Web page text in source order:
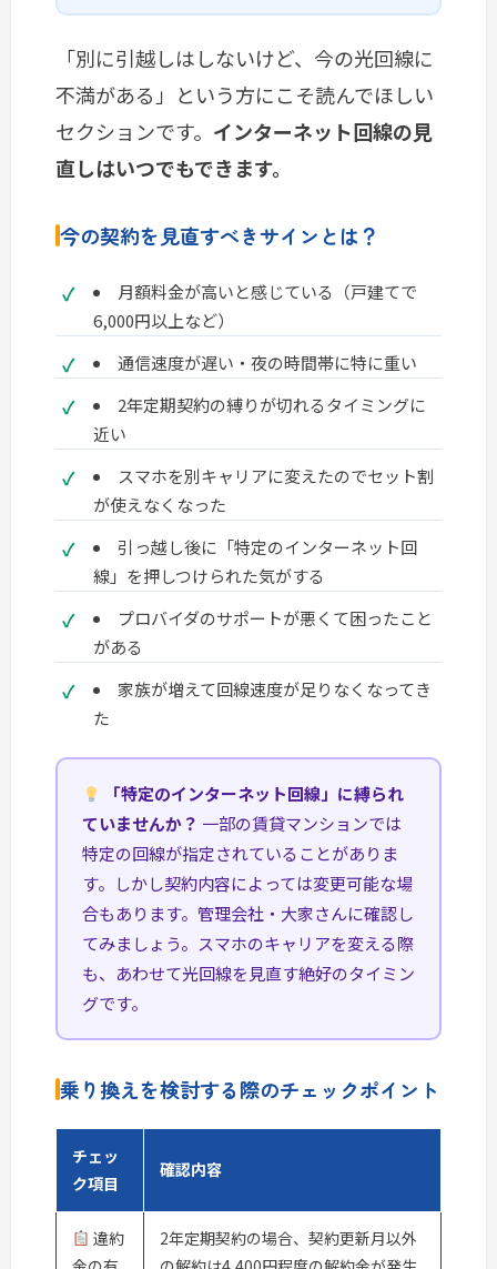
「別に引越しはしないけど、今の光回線に
不満がある」という方にこそ読んでほしい
セクションです。 インターネット回線の見
直しはいつでもできます。
今の契約を見直すべきサインとは？
月額料金が高いと感じている（戸建てで
6,000円以上など）
通信速度が遅い・夜の時間帯に特に重い
2年定期契約の縛りが切れるタイミングに
近い
スマホを別キャリアに変えたのでセット割
が使えなくなった
引っ越し後に「特定のインターネット回
線」を押しつけられた気がする
プロバイダのサポートが悪くて困ったこと
がある
家族が増えて回線速度が足りなくなってき
た
「特定のインターネット回線」に縛られ
ていませんか？ 一部の賃貸マンションでは
特定の回線が指定されていることがありま
す。しかし契約内容によっては変更可能な場
合もあります。管理会社・大家さんに確認し
てみましょう。スマホのキャリアを変える際
も、あわせて光回線を見直す絶好のタイミン
グです。
乗り換えを検討する際のチェックポイント
チェッ
ク項目
確認内容
違約
2年定期契約の場合、契約更新月以外